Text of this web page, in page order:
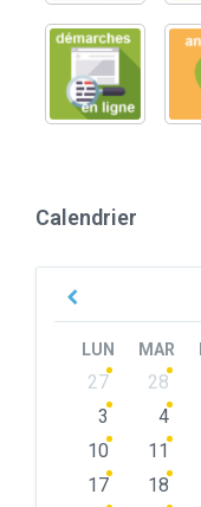
Calendrier
Previous
LUN MAR
Skip
calendar
27 28
3
4
10
11
17
18